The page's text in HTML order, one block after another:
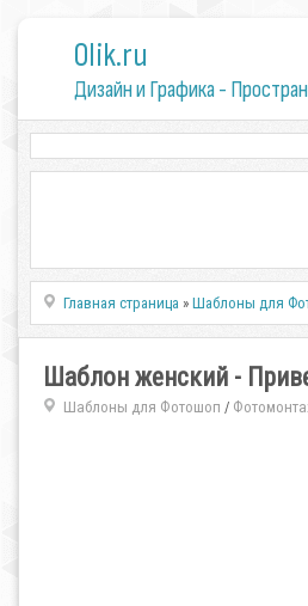
0lik.ru
Дизайн и Графика -
Главная страница »Шаблоны для
Шаблон женский -
Шаблоны для Фотошоп /